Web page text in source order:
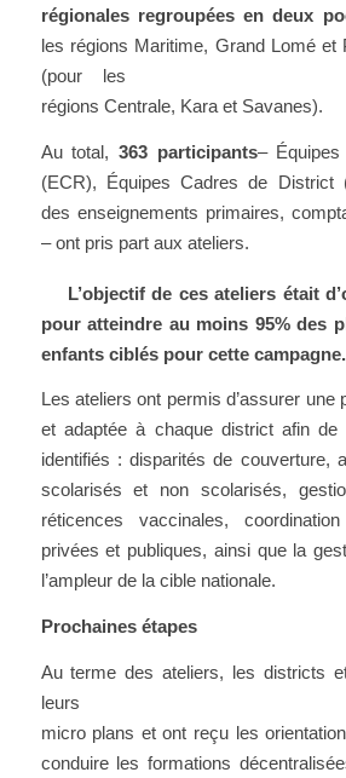
régionales regroupées en deux
les régions Maritime, Grand Lomé et
(pour les
régions Centrale, Kara et Savanes).
Au total, 363 participants–
(ECR), Équipes Cadres de District
des enseignements primaires,
– ont pris part aux ateliers.
L’objectif de ces ateliers était
pour atteindre au moins 95% des
enfants ciblés pour cette campagne.
Les ateliers ont permis d’assurer une
et adaptée à chaque district afin de
identifiés : disparités de couverture,
scolarisés et non scolarisés,
réticences vaccinales,
privées et publiques, ainsi que la
l’ampleur de la cible nationale.
Prochaines étapes
Au terme des ateliers, les districts
leurs
micro plans et ont reçu les
conduire les formations